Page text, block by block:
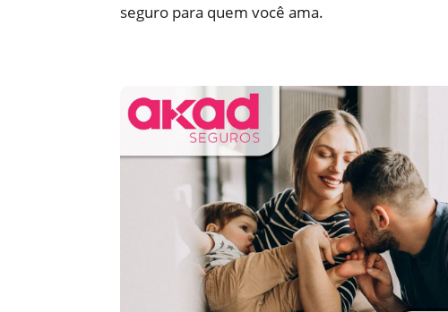
seguro para quem você ama.